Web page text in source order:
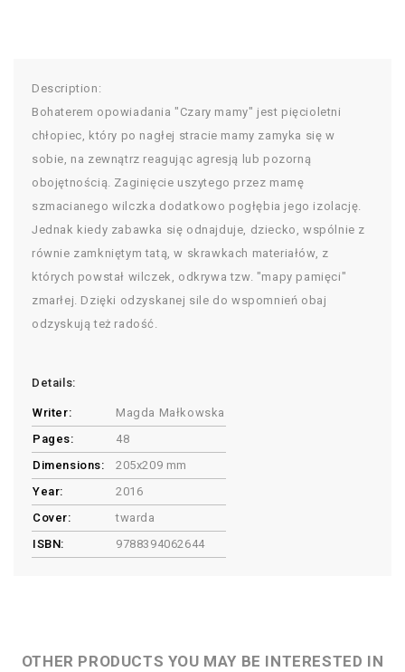
Description:
Bohaterem opowiadania "Czary mamy" jest pięcioletni
chłopiec, który po nagłej stracie mamy zamyka się w
sobie, na zewnątrz reagując agresją lub pozorną
obojętnością. Zaginięcie uszytego przez mamę
szmacianego wilczka dodatkowo pogłębia jego izolację.
Jednak kiedy zabawka się odnajduje, dziecko, wspólnie z
równie zamkniętym tatą, w skrawkach materiałów, z
których powstał wilczek, odkrywa tzw. "mapy pamięci"
zmarłej. Dzięki odzyskanej sile do wspomnień obaj
odzyskują też radość.
Details:
Writer:
Magda Małkowska
Pages:
48
Dimensions:
205x209 mm
Year:
2016
Cover:
twarda
ISBN:
9788394062644
OTHER PRODUCTS YOU MAY BE INTERESTED IN